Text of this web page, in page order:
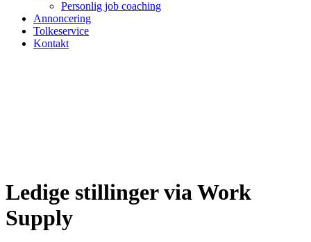
Personlig job coaching
Annoncering
Tolkeservice
Kontakt
Ledige stillinger via Work
Supply